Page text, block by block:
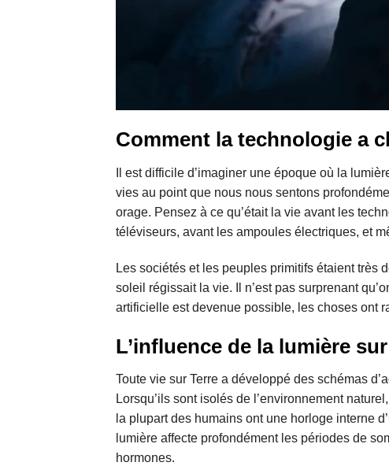
Comment la technologie a
Il est difficile d’imaginer une époque où la
vies au point que nous nous sentons
orage. Pensez à ce qu’était la vie avant les
téléviseurs, avant les ampoules électriques, et
Les sociétés et les peuples primitifs étaient
soleil régissait la vie. Il n’est pas surprenant
artificielle est devenue possible, les choses ont
L’influence de la lumière
Toute vie sur Terre a développé des schémas
Lorsqu’ils sont isolés de l’environnement
la plupart des humains ont une horloge interne
lumière affecte profondément les périodes de
hormones.